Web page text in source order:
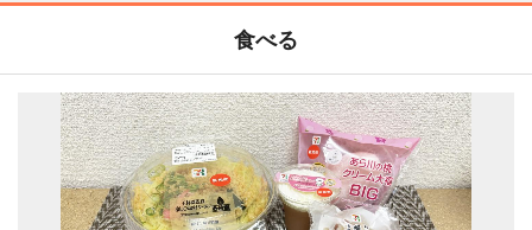
食べる